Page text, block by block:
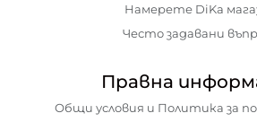
Намерете DiKa
Често задавани
Правна
Общи условия и Политика за